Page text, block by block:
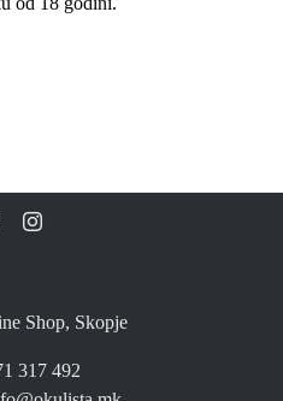
Shop, Skopje
317 492